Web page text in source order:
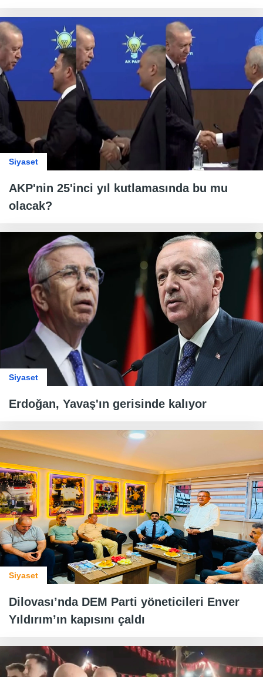
Siyaset
AKP'nin 25'inci yıl kutlamasında bu mu
olacak?
Siyaset
Erdoğan, Yavaş'ın gerisinde kalıyor
Siyaset
Dilovası’nda DEM Parti yöneticileri Enver
Yıldırım’ın kapısını çaldı